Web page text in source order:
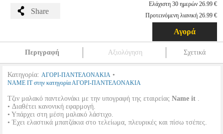
Share
Ελάχιστη 30 ημερών 26.99 €
Προτεινόμενη λιανική 26.99 €
Αγορά
Περιγραφή Αξιολόγηση Σχετικά
Κατηγορία: ΑΓΟΡΙ-ΠΑΝΤΕΛΟΝΑΚΙΑ •
NAME IT στην κατηγορία ΑΓΟΡΙ-ΠΑΝΤΕΛΟΝΑΚΙΑ
Τζιν μαλακό παντελονάκι με την υπογραφή της εταιρείας Name it .
• Διαθέτει κανονική εφαρμογή.
• Υπάρχει στη μέση μαλακό λάστιχο.
• Έχει ελαστικά μπατζάκια στο τελείωμα, πλευρικές και πίσω τσέπες.